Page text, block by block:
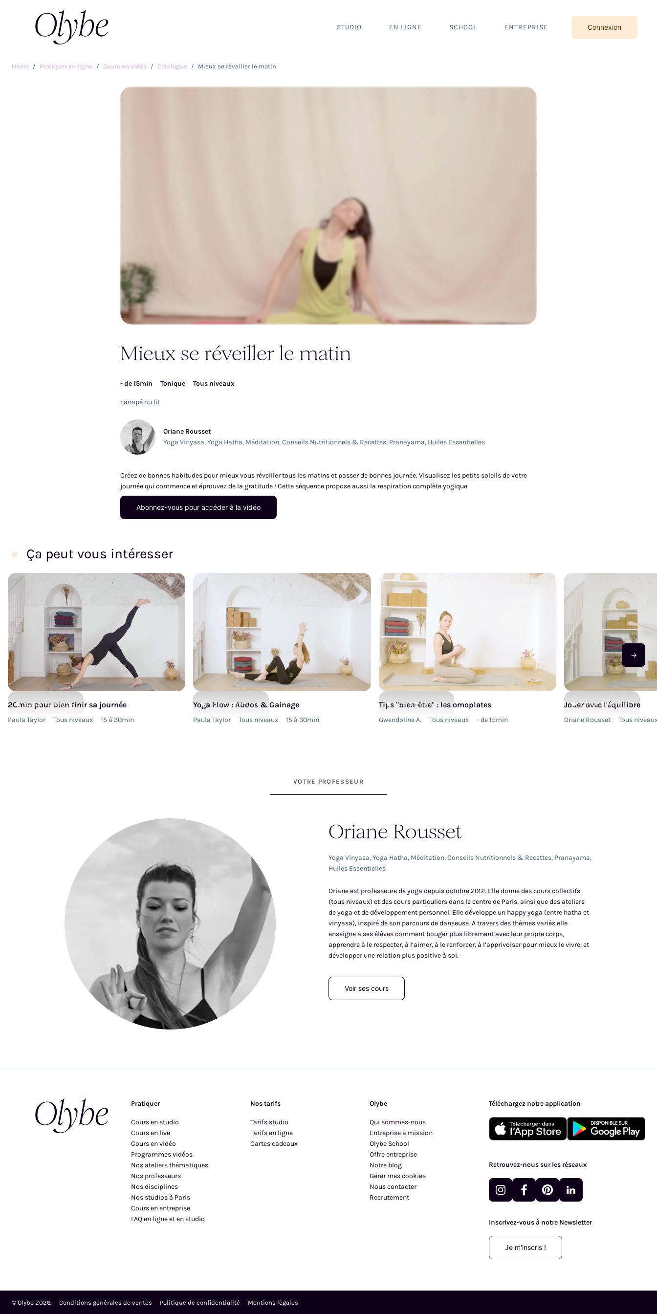
STUDIO EN LIGNE SCHOOL ENTREPRISE Connexion
Home Pratiquer en ligne Cours en vidéo Catalogue Mieux se réveiller le matin
Inscrivez-vous pour accéder gratuitement à la
vidéo
Mieux se réveiller le matin
- de 15min Tonique Tous niveaux
canapé ou lit
Oriane Rousset
Yoga Vinyasa,Yoga Hatha, Méditation,Conseils Nutritionnels & Recettes, Pranayama, Huiles Essentielles
Créez de bonnes habitudes pour mieux vous réveiller tous les matins et passer de bonnes journée. Visualisez les petits soleils de votre
journée qui commence et éprouvez de la gratitude ! Cette séquence propose aussi la respiration complète yogique
Abonnez-vous pour accéder à la vidéo
Ça peut vous intéresser
YOGA TONIQUE
20min pour bien finir sa journée
Paula Taylor Tous niveaux 15 à 30min
YOGA TONIQUE
Yoga Flow : Abdos & Gainage
Paula Taylor Tous niveaux 15 à 30min
YOGA TONIQUE
Tips "bien-être" : les omoplates
Gwendoline A. Tous niveaux - de 15min
YOGA TONIQUE
Jouer avec l'équilibre
Oriane Rousset Tous
→
VOTRE PROFESSEUR
Oriane Rousset
Yoga Vinyasa,Yoga Hatha, Méditation,Conseils Nutritionnels & Recettes, Pranayama,
Huiles Essentielles
Oriane est professeure de yoga depuis octobre 2012. Elle donne des cours collectifs
(tous niveaux) et des cours particuliers dans le centre de Paris, ainsi que des ateliers
de yoga et de développement personnel. Elle développe un happy yoga (entre hatha et
vinyasa), inspiré de son parcours de danseuse. A travers des thèmes variés elle
enseigne à ses élèves comment bouger plus librement avec leur propre corps,
apprendre à le respecter, à l’aimer, à le renforcer, à l’apprivoiser pour mieux le vivre, et
développer une relation plus positive à soi.
Voir ses cours
Pratiquer
Cours en studio
Cours en live
Cours en vidéo
Programmes vidéos
Nos ateliers thématiques
Nos professeurs
Nos disciplines
Nos studios à Paris
Cours en entreprise
FAQ en ligne et en studio
Nos tarifs
Tarifs studio
Tarifs en ligne
Cartes cadeaux
Olybe
Qui sommes-nous
Entreprise à mission
Olybe School
Offre entreprise
Notre blog
Gérer mes cookies
Nous contacter
Recrutement
Téléchargez notre application
Retrouvez-nous sur les réseaux
Inscrivez-vous à notre Newsletter
Je m'inscris !
© Olybe 2026. Conditions générales de ventes Politique de confidentialité Mentions légales